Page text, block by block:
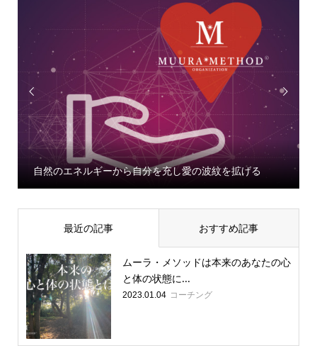

自然のエネルギーから自分を充し愛の波紋を拡げる

最近の記事 おすすめ記事
ムーラ・メソッドは本来のあなたの心
と体の状態に...
2023.01.04 コーチング